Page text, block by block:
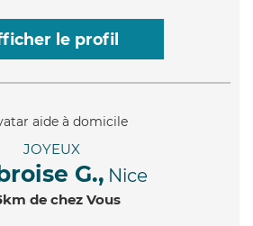
le profil
JOYEUX
G., Nice
de chez Vous